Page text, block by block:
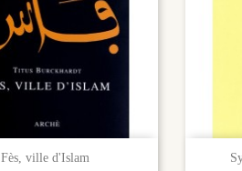
Fès, ville d'Islam
Aperçu rapide